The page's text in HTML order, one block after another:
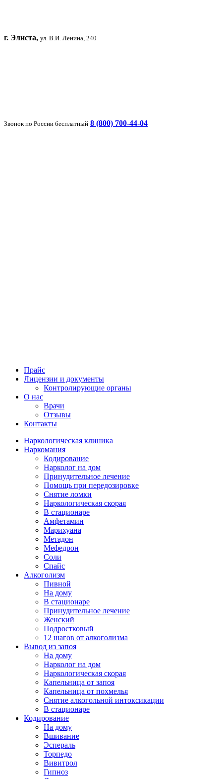
г. Элиста, ул. В.И. Ленина, 240
Звонок по России бесплатный 8 (800) 700-44-04
Прайс
Лицензии и документы
Контролирующие органы
О нас
Врачи
Отзывы
Контакты
Наркологическая клиника
Наркомания
Кодирование
Нарколог на дом
Принудительное лечение
Помощь при передозировке
Снятие ломки
Наркологическая скорая
В стационаре
Амфетамин
Марихуана
Метадон
Мефедрон
Соли
Спайс
Алкоголизм
Пивной
На дому
В стационаре
Принудительное лечение
Женский
Подростковый
12 шагов от алкоголизма
Вывод из запоя
На дому
Нарколог на дом
Наркологическая скорая
Капельница от запоя
Капельница от похмелья
Снятие алкогольной интоксикации
В стационаре
Кодирование
На дому
Вшивание
Эспераль
Торпедо
Вивитрол
Гипноз